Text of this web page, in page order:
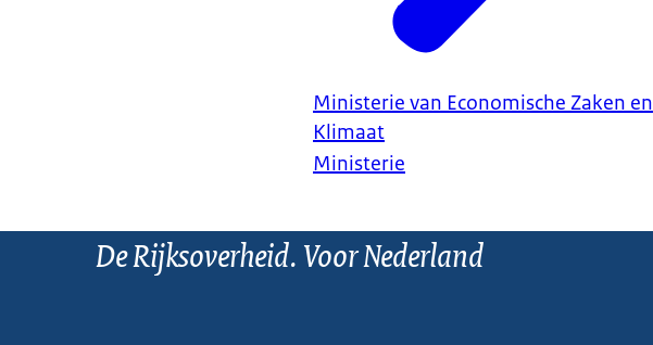
Ministerie van Economische Zaken en
Klimaat
Ministerie
De Rijksoverheid. Voor Nederland